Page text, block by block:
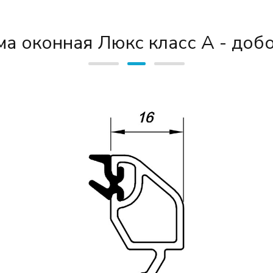
оконная Люкс класс А -